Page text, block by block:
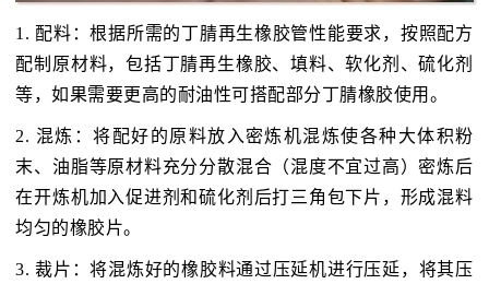
1. 配料：根据所需的丁腈再生橡胶管性能要求，按照配方
配制原材料，包括丁腈再生橡胶、填料、软化剂、硫化剂
等，如果需要更高的耐油性可搭配部分丁腈橡胶使用。
2. 混炼：将配好的原料放入密炼机混炼使各种大体积粉
末、油脂等原材料充分分散混合（混度不宜过高）密炼后
在开炼机加入促进剂和硫化剂后打三角包下片，形成混料
均匀的橡胶片。
3. 裁片：将混炼好的橡胶料通过压延机进行压延，将其压